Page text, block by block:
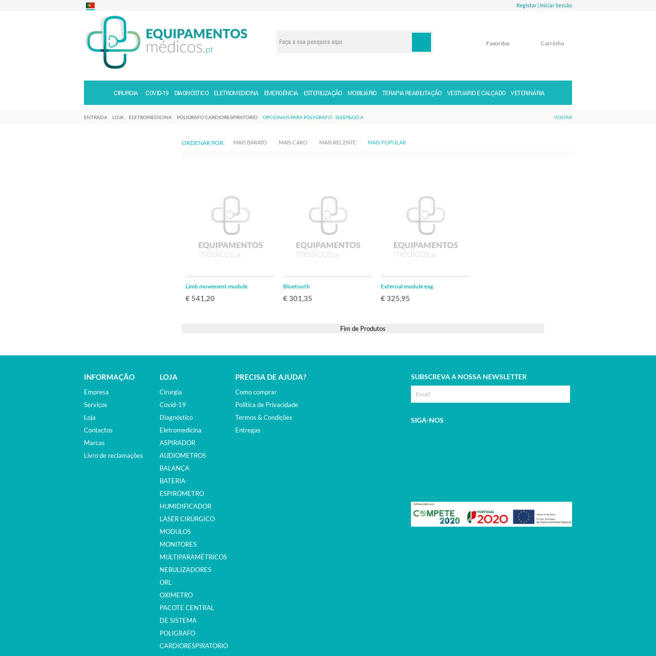
Registar | Iniciar Sessão
Carrinho
Favoritos
CIRURGIA COVID-19 DIAGNÓSTICO ELETROMEDICINA EMERGÊNCIA ESTERILIZAÇÃO MOBILIÁRIO TERAPIA REABILITAÇÃO VESTUARIO E CALÇADO VETERINÁRIA
ENTRADA LOJA ELETROMEDICINA POLIGRAFO CARDIORESPIRATORIO OPCIONAIS PARA POLYGRAFO - SLEEP&GO A VOLTAR
ORDENAR POR: MAIS BARATO MAIS CARO MAIS RECENTE MAIS POPULAR
Limb movement module
€ 541,20
Bluetooth
€ 301,35
External module exg
€ 325,95
Fim de Produtos
INFORMAÇÃO
Empresa
Serviços
Loja
Contactos
Marcas
Livro de reclamações
LOJA
Cirurgia
Covid-19
Diagnóstico
Eletromedicina
ASPIRADOR
AUDIOMETROS
BALANÇA
BATERIA
ESPIRÓMETRO
HUMIDIFICADOR
LASER CIRÚRGICO
MODULOS
MONITORES
MULTIPARAMÉTRICOS
NEBULIZADORES
ORL
OXIMETRO
PACOTE CENTRAL
DE SISTEMA
POLIGRAFO
CARDIORESPIRATORIO
PRECISA DE AJUDA?
Como comprar
Política de Privacidade
Termos & Condições
Entregas
SUBSCREVA A NOSSA NEWSLETTER
SIGA-NOS